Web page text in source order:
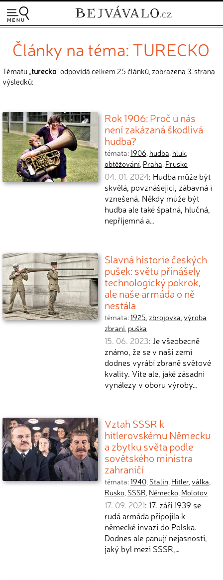
Články na téma: TURECKO
Tématu „turecko“ odpovídá celkem 25 článků, zobrazena 3. strana
výsledků:
Rok 1906: Proč u nás
není zakázaná škodlivá
hudba?
témata:1906, hudba, hluk,
obtěžování, Praha, Prusko
04. 01. 2024: Hudba může být
skvělá, povznášející, zábavná i
vznešená. Někdy může být
hudba ale také špatná, hlučná,
nepříjemná a…
Slavná historie českých
pušek: světu přinášely
technologický pokrok,
ale naše armáda o ně
nestála
témata:1925, zbrojovka,výroba
zbraní, puška
15. 06. 2023: Je všeobecně
známo, že se v naší zemi
dodnes vyrábí zbraně světové
kvality. Víte ale, jaké zásadní
vynálezy v oboru výroby…
Vztah SSSR k
hitlerovskému Německu
a zbytku světa podle
sovětského ministra
zahraničí
témata:1940, Stalin, Hitler,válka,
Rusko, SSSR, Německo, Molotov
17. 09. 2021: 17. září 1939 se
rudá armáda připojila k
německé invazi do Polska.
Dodnes ale panují nejasnosti,
jaký byl mezi SSSR,…